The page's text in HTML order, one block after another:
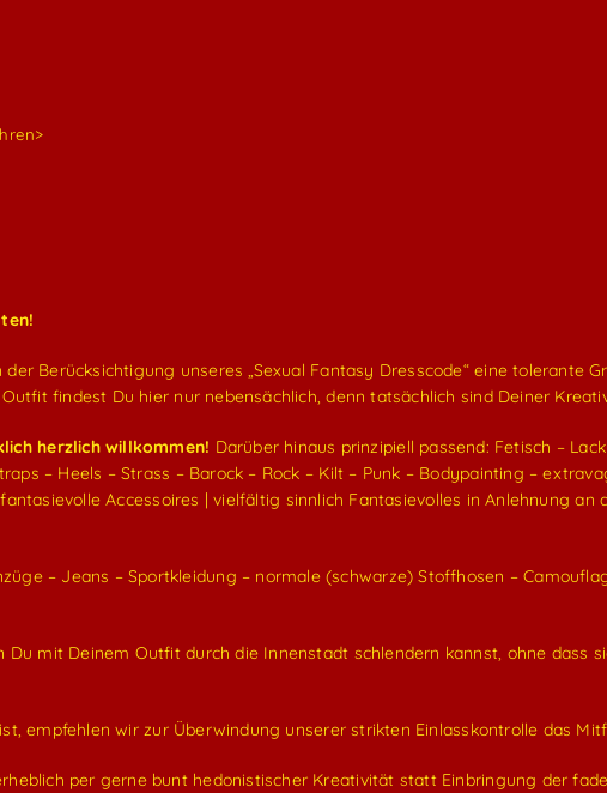
Berücksichtigung unseres „Sexual Fantasy Dresscode“ eine tolerante
findest Du hier nur nebensächlich, denn tatsächlich sind Deiner
herzlich willkommen! Darüber hinaus prinzipiell passend: Fetisch –
– Heels – Strass – Barock – Rock – Kilt – Punk – Bodypainting –
Accessoires | vielfältig sinnlich Fantasievolles in Anlehnung
– Jeans – Sportkleidung – normale (schwarze) Stoffhosen –
Du mit Deinem Outfit durch die Innenstadt schlendern kannst, ohne dass
empfehlen wir zur Überwindung unserer strikten Einlasskontrolle das
per gerne bunt hedonistischer Kreativität statt Einbringung der